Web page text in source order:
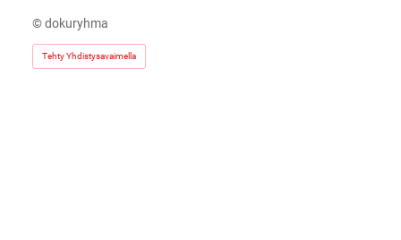
©dokuryhma
Tehty Yhdistysavaimella